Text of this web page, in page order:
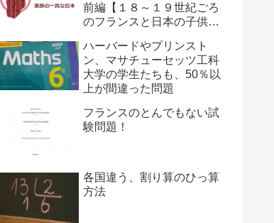
前編【１８～１９世紀ごろ
のフランスと日本の子供の
ハーバードやプリンスト
ン、マサチューセッツ工科
大学の学生たちも、50％以
上が間違った問題
フランスのとんでもない試
験問題！
各国違う、割り算のひっ算
方法